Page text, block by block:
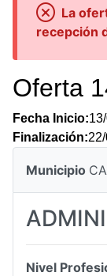
La
recepción
Oferta
Fecha Inicio:
Finalización:
Municipio
Nivel